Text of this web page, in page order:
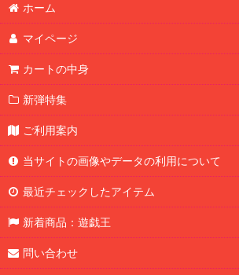
ホーム
マイページ
カートの中身
新弾特集
ご利用案内
当サイトの画像やデータの利用について
最近チェックしたアイテム
新着商品：遊戯王
問い合わせ